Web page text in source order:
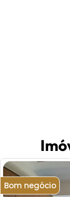
Bom negócio